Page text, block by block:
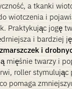
a tkanki
wiotczenia i
Praktykując jogę
i bardziej
i
mięśnie twarzy i
roller stymulując
pomaga